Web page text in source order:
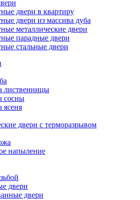
двери в квартиру
двери из массива дуба
металлические двери
парадные двери
стальные двери
лиственницы
сосны
ясеня
двери с терморазрывом
напыление
двери
двери